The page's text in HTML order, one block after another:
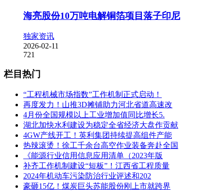
海亮股份10万吨电解铜箔项目落子印尼
独家资讯
2026-02-11
721
栏目热门
“工程机械市场指数”工作机制正式启动！
再度发力！山推3D摊铺助力河北省道高速改
4月份全国规模以上工业增加值同比增长5.
湖北加快水利建设为稳定全省经济大盘作贡献
4GW产线开工！英利集团持续提高组件产能
热辣滚烫！徐工千余台高空作业装备奔赴全国
《能源行业信用信息应用清单（2023年版
补齐工作机制建设“短板”！江西省工程质量
2024年机动车污染防治行业评述和202
豪砸15亿！煤炭巨头苏能股份刚上市就跨界